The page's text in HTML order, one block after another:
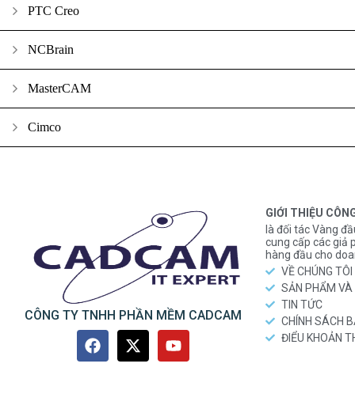
PTC Creo
NCBrain
MasterCAM
Cimco
CÔNG TY TNHH PHẦN MỀM CADCAM
GIỚI THIỆU
là đối tác Vàng
cung cấp các giả
hàng đầu cho
VỀ CHÚNG TÔI
SẢN PHẨM VÀ
TIN TỨC
CHÍNH SÁCH
ĐIỂU KHOẢN